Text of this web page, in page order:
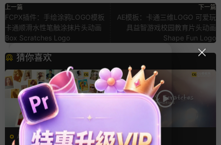
上一篇
FCPX插件：手绘涂鸦LOGO模板
卡通顺滑水性笔触涂抹片头动画
Box Scratches Logo
下一篇
AE模板：卡通三维LOGO 可爱玩
具益智游戏校园教育片头动画
Shape Fun Logo
猜你喜欢
AE模板 FCPX转场